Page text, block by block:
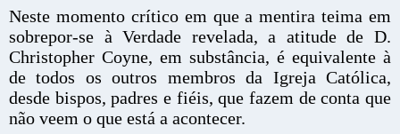
Neste momento crítico em que a mentira teima em
sobrepor-se à Verdade revelada, a atitude de D.
Christopher Coyne, em substância, é equivalente à
de todos os outros membros da Igreja Católica,
desde bispos, padres e fiéis, que fazem de conta que
não veem o que está a acontecer.